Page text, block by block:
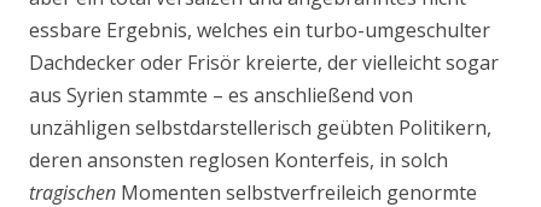
essbare Ergebnis, welches ein turbo-umgeschulter
Dachdecker oder Frisör kreierte, der vielleicht sogar
aus Syrien stammte – es anschließend von
unzähligen selbstdarstellerisch geübten Politikern,
deren ansonsten reglosen Konterfeis, in solch
tragischen Momenten selbstverfreileich genormte